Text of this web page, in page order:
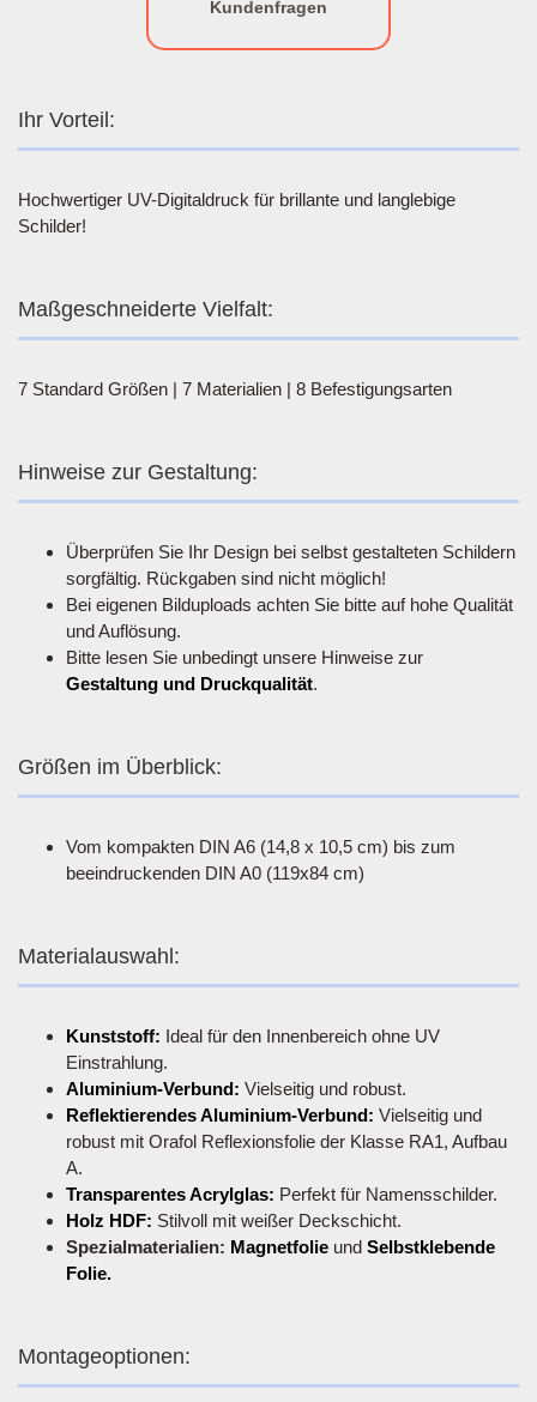
Kundenfragen
Ihr Vorteil:
Hochwertiger UV-Digitaldruck für brillante und langlebige
Schilder!
Maßgeschneiderte Vielfalt:
7 Standard Größen | 7 Materialien | 8 Befestigungsarten
Hinweise zur Gestaltung:
Überprüfen Sie Ihr Design bei selbst gestalteten Schildern
sorgfältig. Rückgaben sind nicht möglich!
Bei eigenen Bilduploads achten Sie bitte auf hohe Qualität
und Auflösung.
Bitte lesen Sie unbedingt unsere Hinweise zur
Gestaltung und Druckqualität.
Größen im Überblick:
Vom kompakten DIN A6 (14,8 x 10,5 cm) bis zum
beeindruckenden DIN A0 (119x84 cm)
Materialauswahl:
Kunststoff: Ideal für den Innenbereich ohne UV
Einstrahlung.
Aluminium-Verbund: Vielseitig und robust.
Reflektierendes Aluminium-Verbund: Vielseitig und
robust mit Orafol Reflexionsfolie der Klasse RA1, Aufbau
A.
Transparentes Acrylglas: Perfekt für Namensschilder.
Holz HDF: Stilvoll mit weißer Deckschicht.
Spezialmaterialien: Magnetfolie und Selbstklebende
Folie.
Montageoptionen: